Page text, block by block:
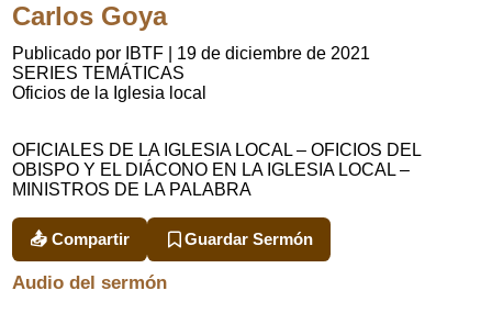
Carlos Goya
Publicado por IBTF
19 de diciembre de 2021
SERIES TEMÁTICAS
Oficios de la Iglesia local
OFICIALES DE LA IGLESIA LOCAL – OFICIOS DEL
OBISPO Y EL DIÁCONO EN LA IGLESIA LOCAL –
MINISTROS DE LA PALABRA
📤 Compartir Guardar Sermón
Audio del sermón